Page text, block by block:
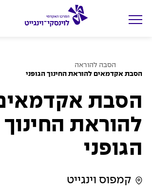
ו
י
הסבה להוראה
הסבת אקדמאים להוראת החינוך הגופני
הסבת
להוראת החינוך
הגופני
קמפוס וינגייט